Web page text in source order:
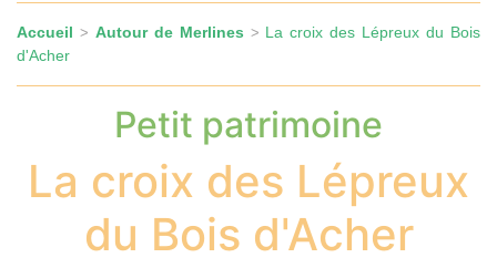
Accueil > Autour de Merlines > La croix des Lépreux du Bois
d'Acher
Petit patrimoine
La croix des Lépreux
du Bois d'Acher